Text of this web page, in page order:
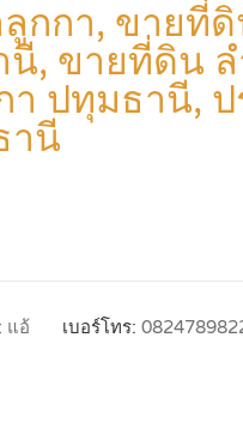
กกา, ขายที่
, ขายที่ดิน
ปทุมธานี,
านี
แอ้
เบอร์โทร: